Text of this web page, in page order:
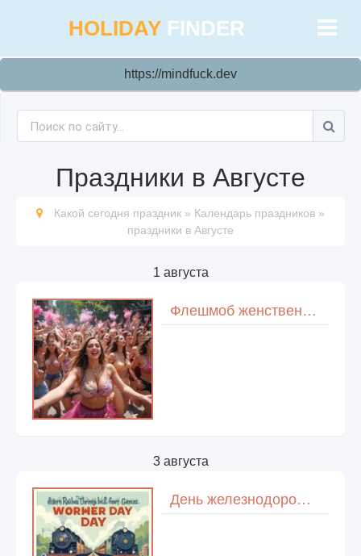
HOLIDAY FINDER
https://mindfuck.dev
Пpaздники в Августе
Какой сегодня праздник » Кaлeндapь пpaздникoв »
праздники в Августе
1 августа
Флешмоб женственности
3 августа
День железнодорожника